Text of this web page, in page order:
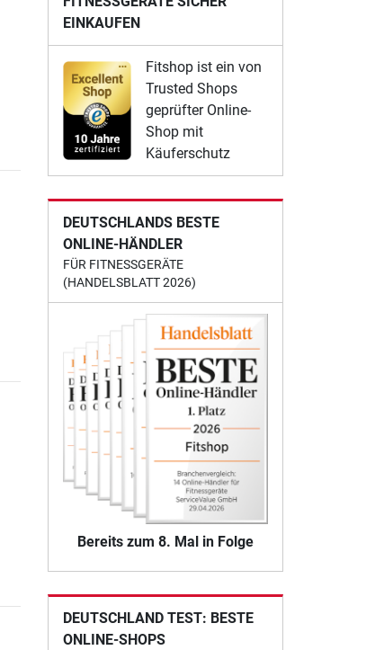
EINKAUFEN
Fitshop ist ein von
Trusted Shops
geprüfter Online-
Shop mit
Käuferschutz
DEUTSCHLANDS BESTE
ONLINE-HÄNDLER
FÜR FITNESSGERÄTE
(HANDELSBLATT 2026)
Bereits zum 8. Mal in Folge
DEUTSCHLAND TEST: BESTE
ONLINE-SHOPS